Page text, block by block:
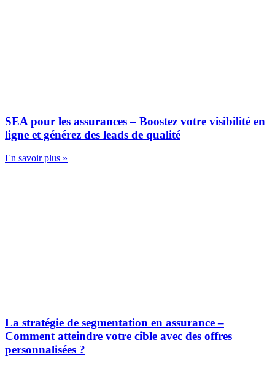
SEA pour les assurances – Boostez votre visibilité en
ligne et générez des leads de qualité
En savoir plus »
La stratégie de segmentation en assurance –
Comment atteindre votre cible avec des offres
personnalisées ?